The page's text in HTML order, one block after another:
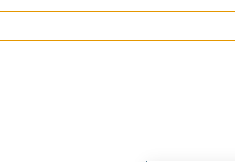
120080 1200800071